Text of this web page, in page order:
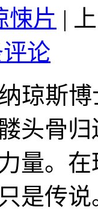
悚片 |
论
琼斯
头骨
量。
是传